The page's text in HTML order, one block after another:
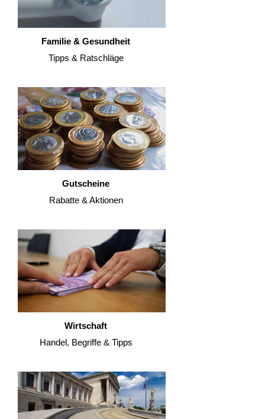
Familie & Gesundheit
Tipps & Ratschläge
Gutscheine
Rabatte & Aktionen
Wirtschaft
Handel, Begriffe & Tipps